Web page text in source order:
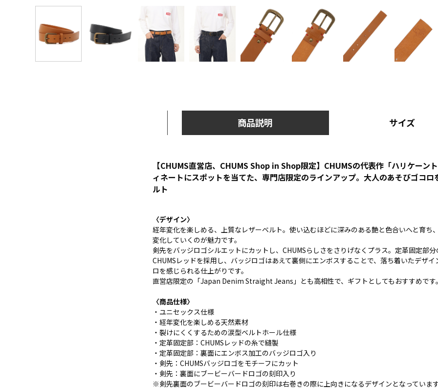
商品説明 サイズ
【CHUMS直営店、CHUMS Shop in Shop限定】CHUMSの代表作「ハリケーン
ィネートにスポットを当てた、専門店限定のラインアップ。大人のあそびゴコロ
ルト
〈デザイン〉
経年変化を楽しめる、上質なレザーベルト。使い込むほどに深みのある艶と色合いへと育ち
変化していくのが魅力です。
剣先をバッジロゴシルエットにカットし、CHUMSらしさをさりげなくプラス。定革固定部
CHUMSレッドを採用し、バッジロゴはあえて裏側にエンボスすることで、落ち着いたデザ
ロを感じられる仕上がりです。
直営店限定の「Japan Denim Straight Jeans」とも高相性で、ギフトとしてもおすすめです
〈商品仕様〉
・ユニセックス仕様
・経年変化を楽しめる天然素材
・裂けにくくするための涙型ベルトホール仕様
・定革固定部：CHUMSレッドの糸で縫製
・定革固定部：裏面にエンボス加工のバッジロゴ入り
・剣先：CHUMSバッジロゴをモチーフにカット
・剣先：裏面にブービーバードロゴの刻印入り
※剣先裏面のブービーバードロゴの刻印は右巻きの際に上向きになるデザインとなっていま